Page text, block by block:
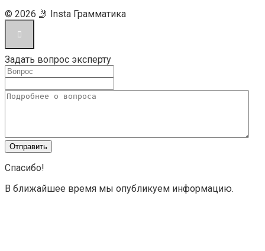
© 2026 🤳 Insta Грамматика
Задать вопрос эксперту
Спасибо!
В ближайшее время мы опубликуем информацию.